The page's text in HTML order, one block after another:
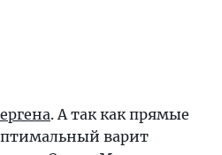
. А так как прямые
варит